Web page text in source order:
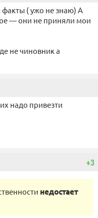
( ужо не знаю) А
— они не приняли мои
не чиновник а
надо привезти
+3
недостает